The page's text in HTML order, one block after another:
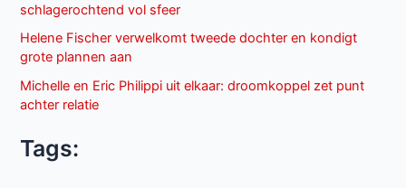
schlagerochtend vol sfeer
Helene Fischer verwelkomt tweede dochter en kondigt
grote plannen aan
Michelle en Eric Philippi uit elkaar: droomkoppel zet punt
achter relatie
Tags: